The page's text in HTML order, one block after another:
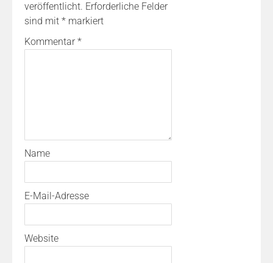
veröffentlicht. Erforderliche Felder
sind mit * markiert
Kommentar *
Name
E-Mail-Adresse
Website